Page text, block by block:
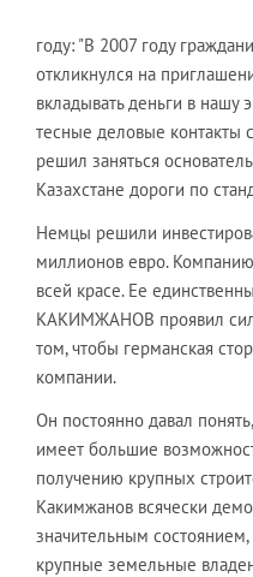
году: "В 2007 году
откликнулся на
вкладывать деньги в нашу
тесные деловые контакты
решил заняться
Казахстане дороги по
Немцы решили
миллионов евро.
всей красе. Ее
КАКИМЖАНОВ проявил
том, чтобы германская
компании.
Он постоянно давал
имеет большие
получению крупных
Какимжанов всячески
значительным состоянием,
крупные земельные